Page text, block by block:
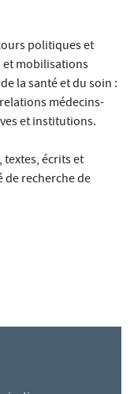
politiques et
mobilisations
la santé et du soin :
médecins-
et institutions.
textes, écrits et
de recherche de